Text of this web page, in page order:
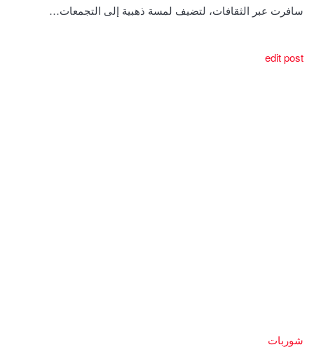
سافرت عبر الثقافات، لتضيف لمسة ذهبية إلى التجمعات…
edit post
شوربات